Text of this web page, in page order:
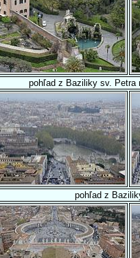
pohľad z Baziliky sv. Petra
pohľad z